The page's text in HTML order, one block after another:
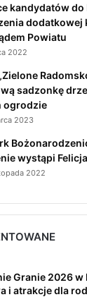
kandydatów do
dodatkowej
Powiatu
2022
sadzonkę
ogrodzie
2023
wystąpi
2022
Granie 2026 w
i atrakcje dla